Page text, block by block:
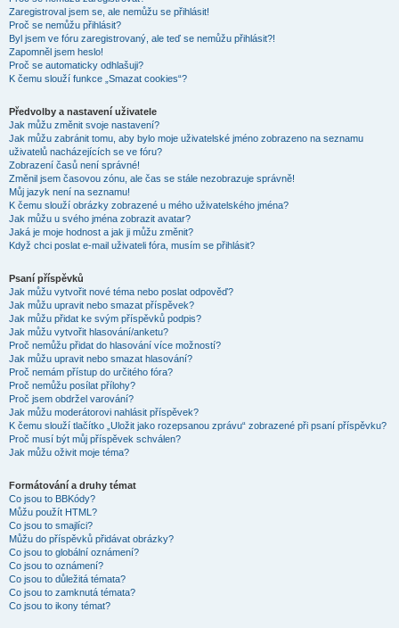
Zaregistroval jsem se, ale nemůžu se přihlásit!
Proč se nemůžu přihlásit?
Byl jsem ve fóru zaregistrovaný, ale teď se nemůžu přihlásit?!
Zapomněl jsem heslo!
Proč se automaticky odhlašuji?
K čemu slouží funkce „Smazat cookies“?
Předvolby a nastavení uživatele
Jak můžu změnit svoje nastavení?
Jak můžu zabránit tomu, aby bylo moje uživatelské jméno zobrazeno na seznamu
uživatelů nacházejících se ve fóru?
Zobrazení časů není správné!
Změnil jsem časovou zónu, ale čas se stále nezobrazuje správně!
Můj jazyk není na seznamu!
K čemu slouží obrázky zobrazené u mého uživatelského jména?
Jak můžu u svého jména zobrazit avatar?
Jaká je moje hodnost a jak ji můžu změnit?
Když chci poslat e-mail uživateli fóra, musím se přihlásit?
Psaní příspěvků
Jak můžu vytvořit nové téma nebo poslat odpověď?
Jak můžu upravit nebo smazat příspěvek?
Jak můžu přidat ke svým příspěvků podpis?
Jak můžu vytvořit hlasování/anketu?
Proč nemůžu přidat do hlasování více možností?
Jak můžu upravit nebo smazat hlasování?
Proč nemám přístup do určitého fóra?
Proč nemůžu posílat přílohy?
Proč jsem obdržel varování?
Jak můžu moderátorovi nahlásit příspěvek?
K čemu slouží tlačítko „Uložit jako rozepsanou zprávu“ zobrazené při psaní příspěvku?
Proč musí být můj příspěvek schválen?
Jak můžu oživit moje téma?
Formátování a druhy témat
Co jsou to BBKódy?
Můžu použít HTML?
Co jsou to smajlíci?
Můžu do příspěvků přidávat obrázky?
Co jsou to globální oznámení?
Co jsou to oznámení?
Co jsou to důležitá témata?
Co jsou to zamknutá témata?
Co jsou to ikony témat?